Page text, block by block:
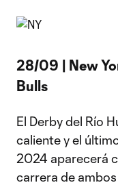
28/09 | New
Bulls
El Derby del Río
caliente y el
2024 aparecerá
carrera de